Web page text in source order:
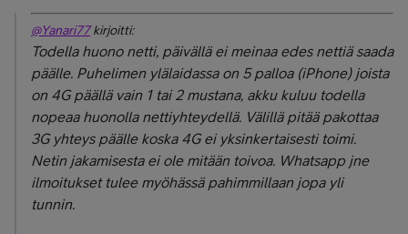
@Yanari77kirjoitti:
Todella huono netti, päivällä ei meinaa edes nettiä saada
päälle. Puhelimen ylälaidassa on 5 palloa (iPhone) joista
on 4G päällä vain 1 tai 2 mustana, akku kuluu todella
nopeaa huonolla nettiyhteydellä. Välillä pitää pakottaa
3G yhteys päälle koska 4G ei yksinkertaisesti toimi.
Netin jakamisesta ei ole mitään toivoa. Whatsapp jne
ilmoitukset tulee myöhässä pahimmillaan jopa yli
tunnin.